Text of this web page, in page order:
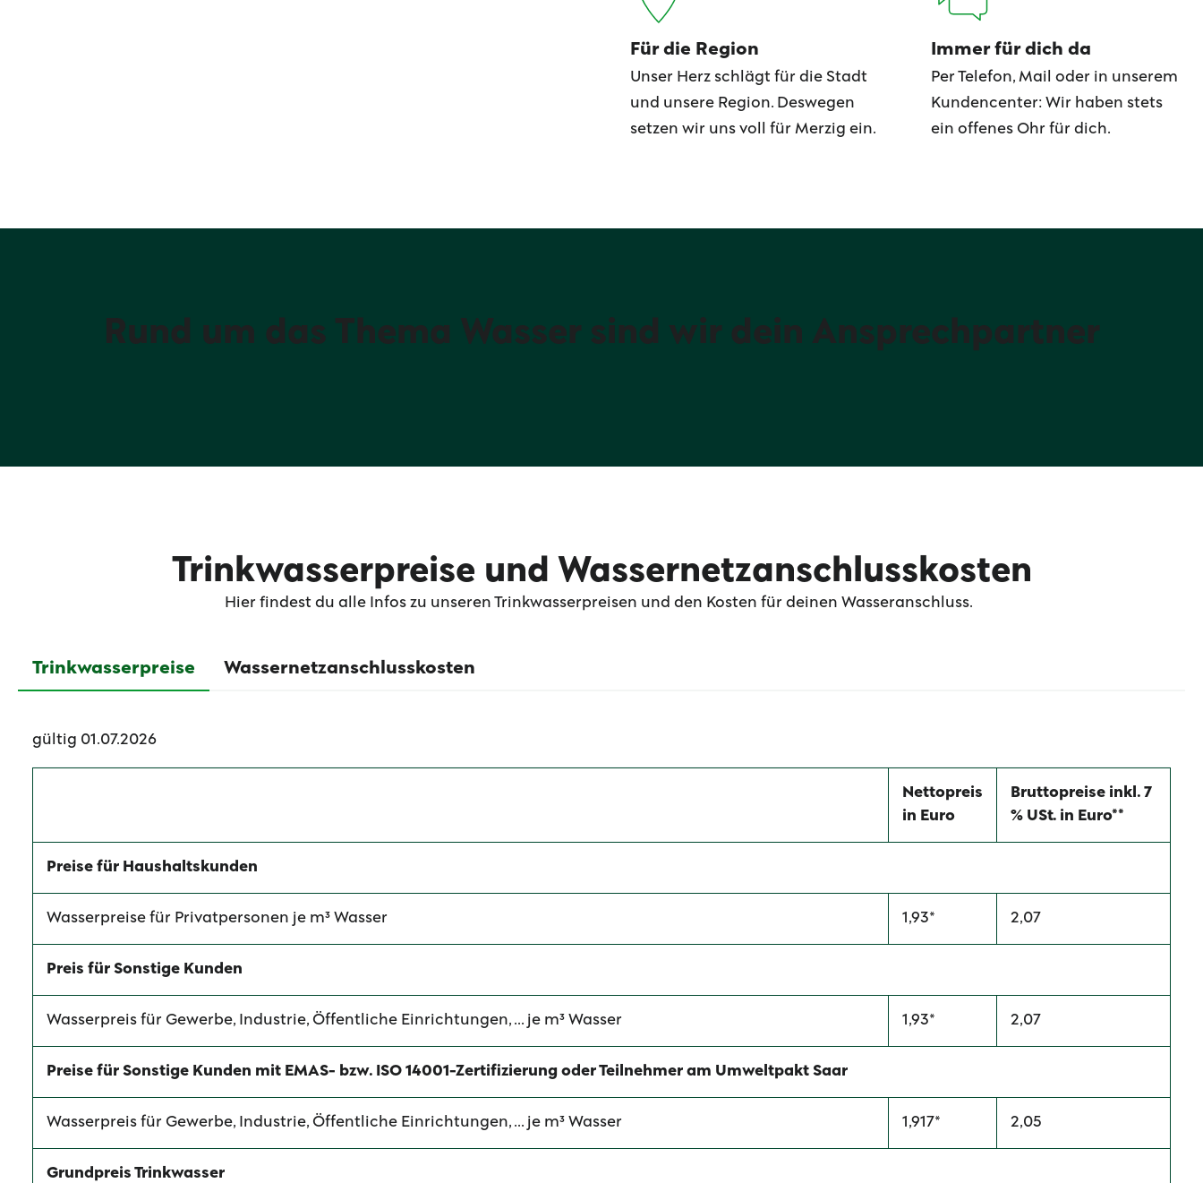
Für die Region
Unser Herz schlägt für die Stadt
und unsere Region. Deswegen
setzen wir uns voll für Merzig ein.
Immer für dich da
Per Telefon, Mail oder in unserem
Kundencenter: Wir haben stets
ein offenes Ohr für dich.
Rund um das Thema Wasser sind wir dein Ansprechpartner
Trinkwasserpreise und Wassernetzanschlusskosten
Hier findest du alle Infos zu unseren Trinkwasserpreisen und den Kosten für deinen Wasseranschluss.
Trinkwasserpreise Wassernetzanschlusskosten
gültig 01.07.2026
Nettopreis
in Euro
Bruttopreise inkl. 7
% USt. in Euro**
Preise für Haushaltskunden
Wasserpreise für Privatpersonen je m³ Wasser 1,93* 2,07
Preis für Sonstige Kunden
Wasserpreis für Gewerbe, Industrie, Öffentliche Einrichtungen, ... je m³ Wasser 1,93* 2,07
Preise für Sonstige Kunden mit EMAS- bzw. ISO 14001-Zertifizierung oder Teilnehmer am Umweltpakt Saar
Wasserpreis für Gewerbe, Industrie, Öffentliche Einrichtungen, ... je m³ Wasser 1,917* 2,05
Grundpreis Trinkwasser